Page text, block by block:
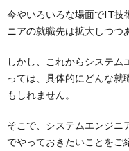
今やいろいろな場面でIT技
ニアの就職先は拡大しつつ
しかし、これからシステム
っては、具体的にどんな就
もしれません。
そこで、システムエンジニ
でやっておきたいことをご